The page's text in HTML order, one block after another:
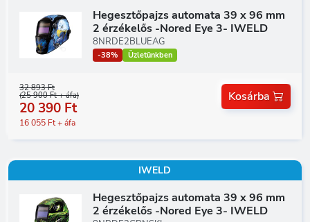
Hegesztőpajzs automata 39 x 96 mm
2 érzékelős -Nored Eye 3- IWELD
8NRDE2BLUEAG
-38% Üzletünkben
32 893 Ft
(25 900 Ft + áfa)
20 390 Ft
16 055 Ft + áfa
Kosárba
IWELD
Hegesztőpajzs automata 39 x 96 mm
2 érzékelős -Nored Eye 3- IWELD